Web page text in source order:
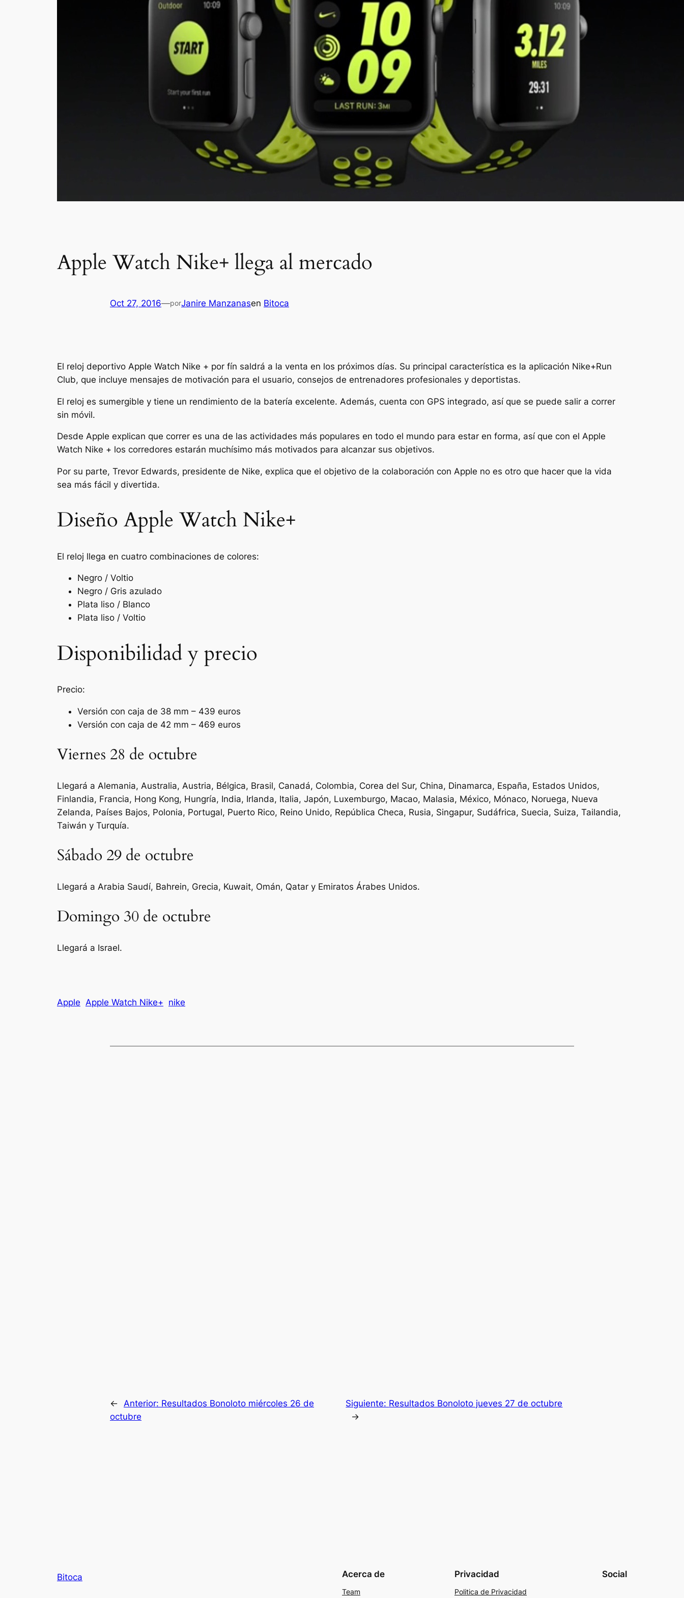
Apple Watch Nike+ llega al mercado
Oct 27, 2016—porJanire Manzanasen Bitoca
El reloj deportivo Apple Watch Nike + por fín saldrá a la venta en los próximos días. Su principal característica es la aplicación Nike+Run
Club, que incluye mensajes de motivación para el usuario, consejos de entrenadores profesionales y deportistas.
El reloj es sumergible y tiene un rendimiento de la batería excelente. Además, cuenta con GPS integrado, así que se puede salir a correr
sin móvil.
Desde Apple explican que correr es una de las actividades más populares en todo el mundo para estar en forma, así que con el Apple
Watch Nike + los corredores estarán muchísimo más motivados para alcanzar sus objetivos.
Por su parte, Trevor Edwards, presidente de Nike, explica que el objetivo de la colaboración con Apple no es otro que hacer que la vida
sea más fácil y divertida.
Diseño Apple Watch Nike+
El reloj llega en cuatro combinaciones de colores:
Negro / Voltio
Negro / Gris azulado
Plata liso / Blanco
Plata liso / Voltio
Disponibilidad y precio
Precio:
Versión con caja de 38 mm – 439 euros
Versión con caja de 42 mm – 469 euros
Viernes 28 de octubre
Llegará a Alemania, Australia, Austria, Bélgica, Brasil, Canadá, Colombia, Corea del Sur, China, Dinamarca, España, Estados Unidos,
Finlandia, Francia, Hong Kong, Hungría, India, Irlanda, Italia, Japón, Luxemburgo, Macao, Malasia, México, Mónaco, Noruega, Nueva
Zelanda, Países Bajos, Polonia, Portugal, Puerto Rico, Reino Unido, República Checa, Rusia, Singapur, Sudáfrica, Suecia, Suiza, Tailandia,
Taiwán y Turquía.
Sábado 29 de octubre
Llegará a Arabia Saudí, Bahrein, Grecia, Kuwait, Omán, Qatar y Emiratos Árabes Unidos.
Domingo 30 de octubre
Llegará a Israel.
Apple Apple Watch Nike+ nike
← Anterior: Resultados Bonoloto miércoles 26 de
octubre
Siguiente: Resultados Bonoloto jueves 27 de octubre
→
Bitoca Acerca de
Team
Privacidad
Politica de Privacidad
Social